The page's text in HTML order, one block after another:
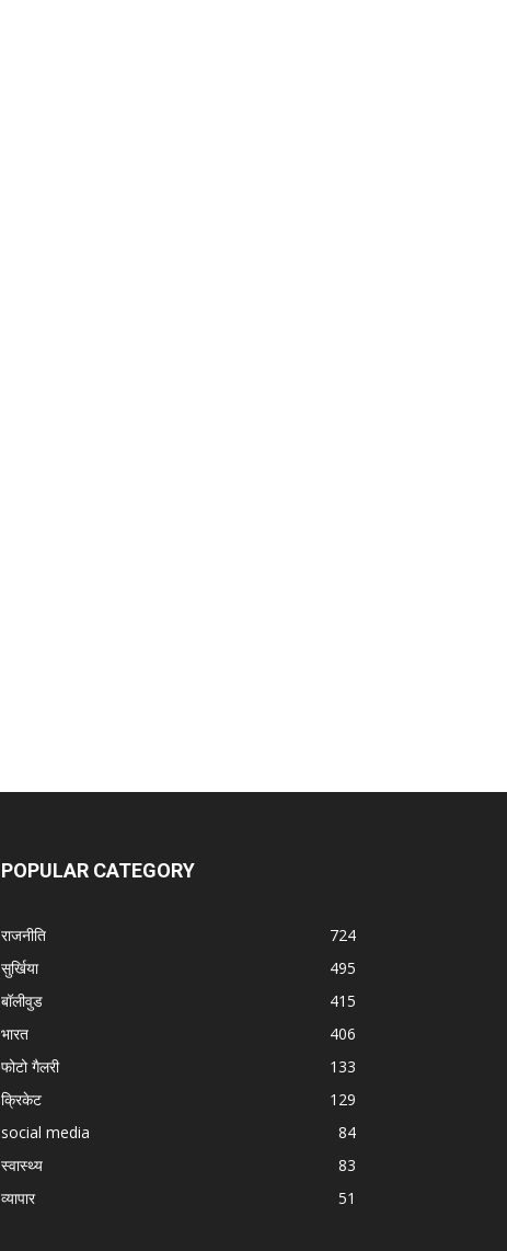
POPULAR CATEGORY
राजनीति
724
सुर्खिया
495
बॉलीवुड
415
भारत
406
फोटो गैलरी
133
क्रिकेट
129
social media
84
स्वास्थ्य
83
व्यापार
51